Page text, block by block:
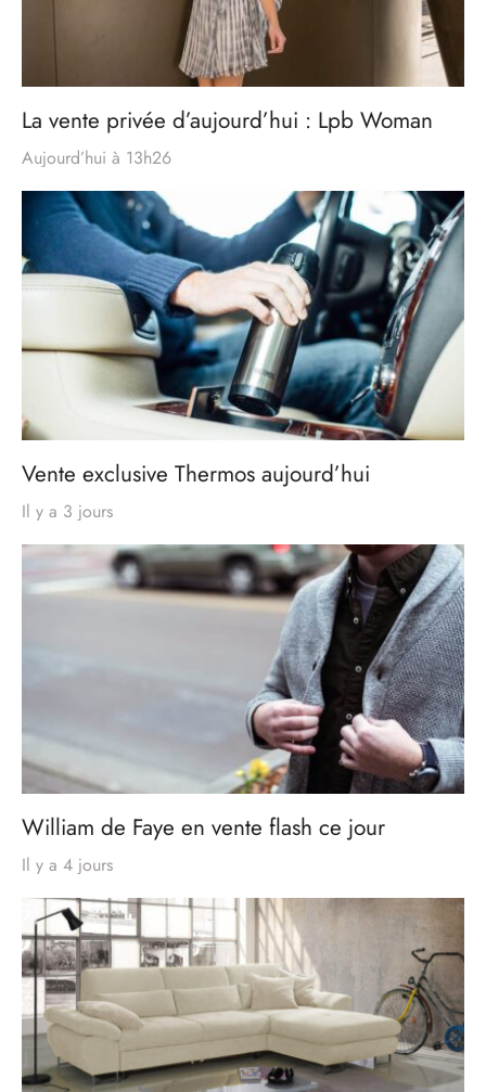
La vente privée d’aujourd’hui : Lpb Woman
Aujourd’hui à 13h26
Vente exclusive Thermos aujourd’hui
Il y a 3 jours
William de Faye en vente flash ce jour
Il y a 4 jours